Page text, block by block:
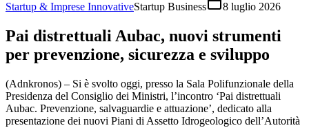
Startup & Imprese InnovativeStartup Business 8 luglio 2026
Pai distrettuali Aubac, nuovi strumenti
per prevenzione, sicurezza e sviluppo
(Adnkronos) – Si è svolto oggi, presso la Sala Polifunzionale della
Presidenza del Consiglio dei Ministri, l’incontro ‘Pai distrettuali
Aubac. Prevenzione, salvaguardie e attuazione’, dedicato alla
presentazione dei nuovi Piani di Assetto Idrogeologico dell’Autorità